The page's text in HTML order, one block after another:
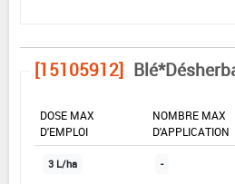
[15105912]
DOSE MAX
D'EMPLOI
NOMBRE MAX
D'APPLICATION
3 L/ha -